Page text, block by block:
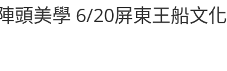
頭美學 6/20屏東王船文化